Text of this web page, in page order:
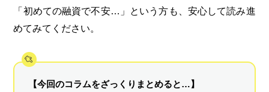
「初めての融資で不安…」という方も、安心して読み進
めてみてください。
【今回のコラムをざっくりまとめると…】